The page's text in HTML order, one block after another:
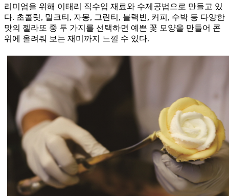
리미엄을 위해 이태리 직수입 재료와 수제공법으로 만들고 있
다. 초콜릿, 밀크티, 자몽, 그린티, 블랙빈, 커피, 수박 등 다양한
맛의 젤라또 중 두 가지를 선택하면 예쁜 꽃 모양을 만들어 콘
위에 올려줘 보는 재미까지 느낄 수 있다.